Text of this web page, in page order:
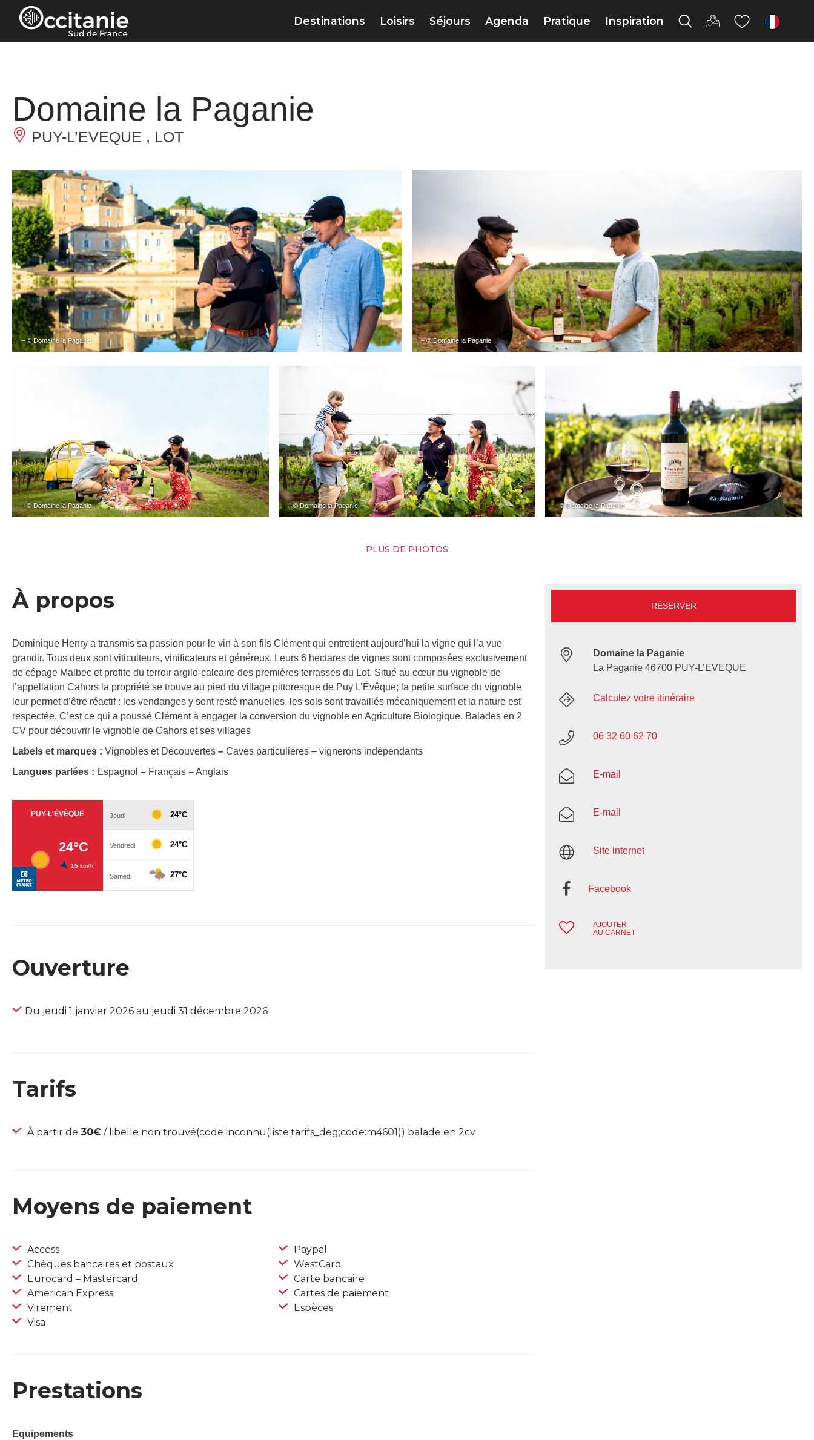
Panneau de gestion des cookies
Destinations Loisirs Séjours Agenda Pratique Inspiration fr
Domaine la Paganie
PUY-L’EVEQUE , LOT
– © Domaine la Paganie – © Domaine la Paganie
– © Domaine la Paganie – © Domaine la Paganie – © Domaine la Paganie
PLUS DE PHOTOS
À propos
Dominique Henry a transmis sa passion pour le vin à son fils Clément qui entretient aujourd’hui la vigne qui l’a vue
grandir. Tous deux sont viticulteurs, vinificateurs et généreux. Leurs 6 hectares de vignes sont composées exclusivement
de cépage Malbec et profite du terroir argilo-calcaire des premières terrasses du Lot. Situé au cœur du vignoble de
l’appellation Cahors la propriété se trouve au pied du village pittoresque de Puy L’Évêque; la petite surface du vignoble
leur permet d’être réactif : les vendanges y sont resté manuelles, les sols sont travaillés mécaniquement et la nature est
respectée. C’est ce qui a poussé Clément à engager la conversion du vignoble en Agriculture Biologique. Balades en 2
CV pour découvrir le vignoble de Cahors et ses villages
Labels et marques : Vignobles et Découvertes – Caves particulières – vignerons indépendants
Langues parlées : Espagnol – Français –Anglais
Ouverture
Du jeudi 1 janvier 2026 au jeudi 31 décembre 2026
Tarifs
À partir de 30€ / libelle non trouvé(code inconnu(liste:tarifs_deg;code:m4601)) balade en 2cv
Moyens de paiement
Access
Chèques bancaires et postaux
Eurocard – Mastercard
American Express
Virement
Visa
Paypal
WestCard
Carte bancaire
Cartes de paiement
Espèces
Prestations
Equipements
RÉSERVER
Domaine la Paganie
La Paganie 46700 PUY-L’EVEQUE
Calculez votre itinéraire
06 32 60 62 70
E-mail
E-mail
Site internet
Facebook
AJOUTER
AU CARNET